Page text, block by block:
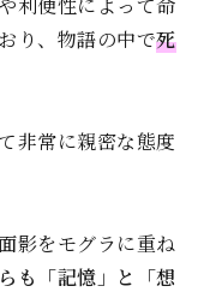
利便性によって命
り、物語の中で死
非常に親密な態度
影をモグラに重ね
も「記憶」と「想